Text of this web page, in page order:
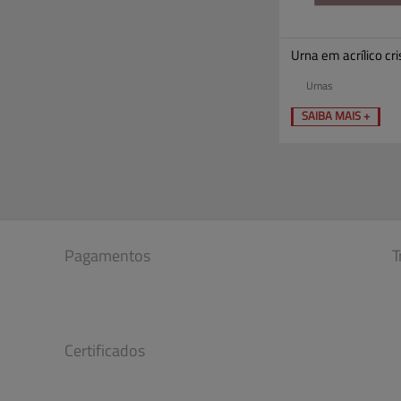
Urna em acrílico
Urnas
SAIBA MAIS +
Pagamentos
Certificados